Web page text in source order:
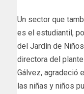
Un sector que
es el estudiantil,
del Jardín de
directora del
Gálvez, agradeció
las niñas y niños